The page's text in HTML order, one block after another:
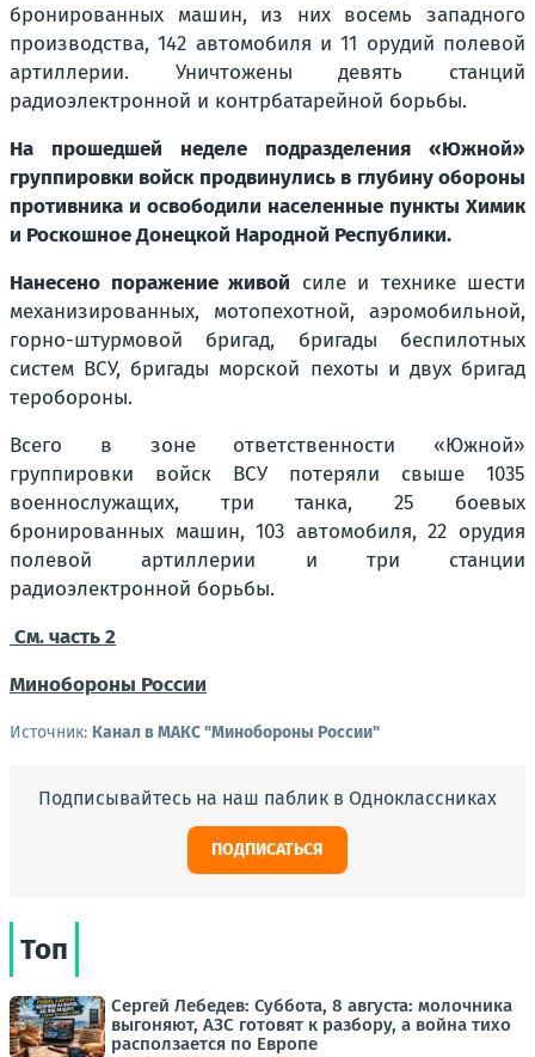
бронированных машин, из них восемь западного
производства, 142 автомобиля и 11 орудий полевой
артиллерии. Уничтожены девять станций
радиоэлектронной и контрбатарейной борьбы.
На прошедшей неделе подразделения «Южной»
группировки войск продвинулись в глубину обороны
противника и освободили населенные пункты Химик
и Роскошное Донецкой Народной Республики.
Нанесено поражение живой силе и технике шести
механизированных, мотопехотной, аэромобильной,
горно-штурмовой бригад, бригады беспилотных
систем ВСУ, бригады морской пехоты и двух бригад
теробороны.
Всего в зоне ответственности «Южной»
группировки войск ВСУ потеряли свыше 1035
военнослужащих, три танка, 25 боевых
бронированных машин, 103 автомобиля, 22 орудия
полевой артиллерии и три станции
радиоэлектронной борьбы.
См. часть 2
Минобороны России
Источник: Канал в МАКС "Минобороны России"
Подписывайтесь на наш паблик в Одноклассниках
ПОДПИСАТЬСЯ
Топ
Сергей Лебедев: Суббота, 8 августа: молочника
выгоняют, АЗС готовят к разбору, а война тихо
расползается по Европе